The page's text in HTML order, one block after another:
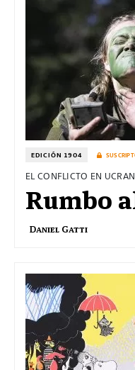
EDICIÓN 1904
EL CONFLICTO EN
Rumbo
Daniel Gatti